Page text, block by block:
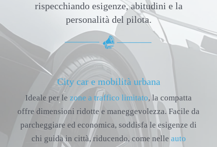
rispecchiando esigenze, abitudini e la
personalità del pilota.
City car e mobilità urbana
Ideale per le zone a traffico limitato, la compatta
offre dimensioni ridotte e maneggevolezza. Facile da
parcheggiare ed economica, soddisfa le esigenze di
chi guida in città, riducendo, come nelle auto